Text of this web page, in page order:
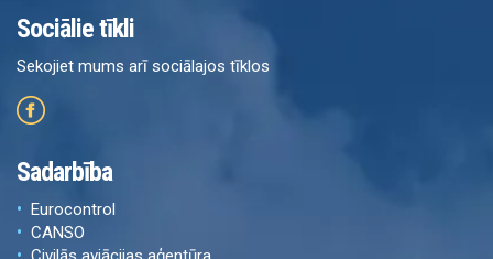
Sociālie tīkli
Sekojiet mums arī sociālajos tīklos
Sadarbība
Eurocontrol
CANSO